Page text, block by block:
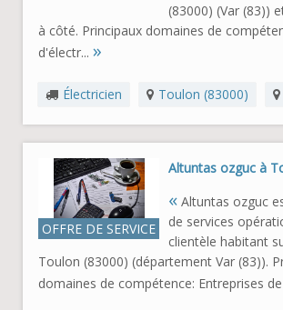
(83000) (Var (83))
à côté. Principaux domaines de
d'électr... »
Électricien Toulon (83000)
OFFRE DE SERVICE
Altuntas ozguc à
« Altuntas ozguc
de services
clientèle habitant
Toulon (83000) (département Var (83)).
domaines de compétence: Entreprises